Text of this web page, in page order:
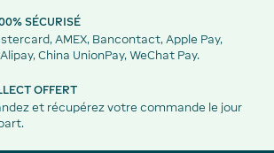
SÉCURISÉ
AMEX, Bancontact, Apple Pay,
China UnionPay, WeChat Pay.
OFFERT
et récupérez votre commande le jour